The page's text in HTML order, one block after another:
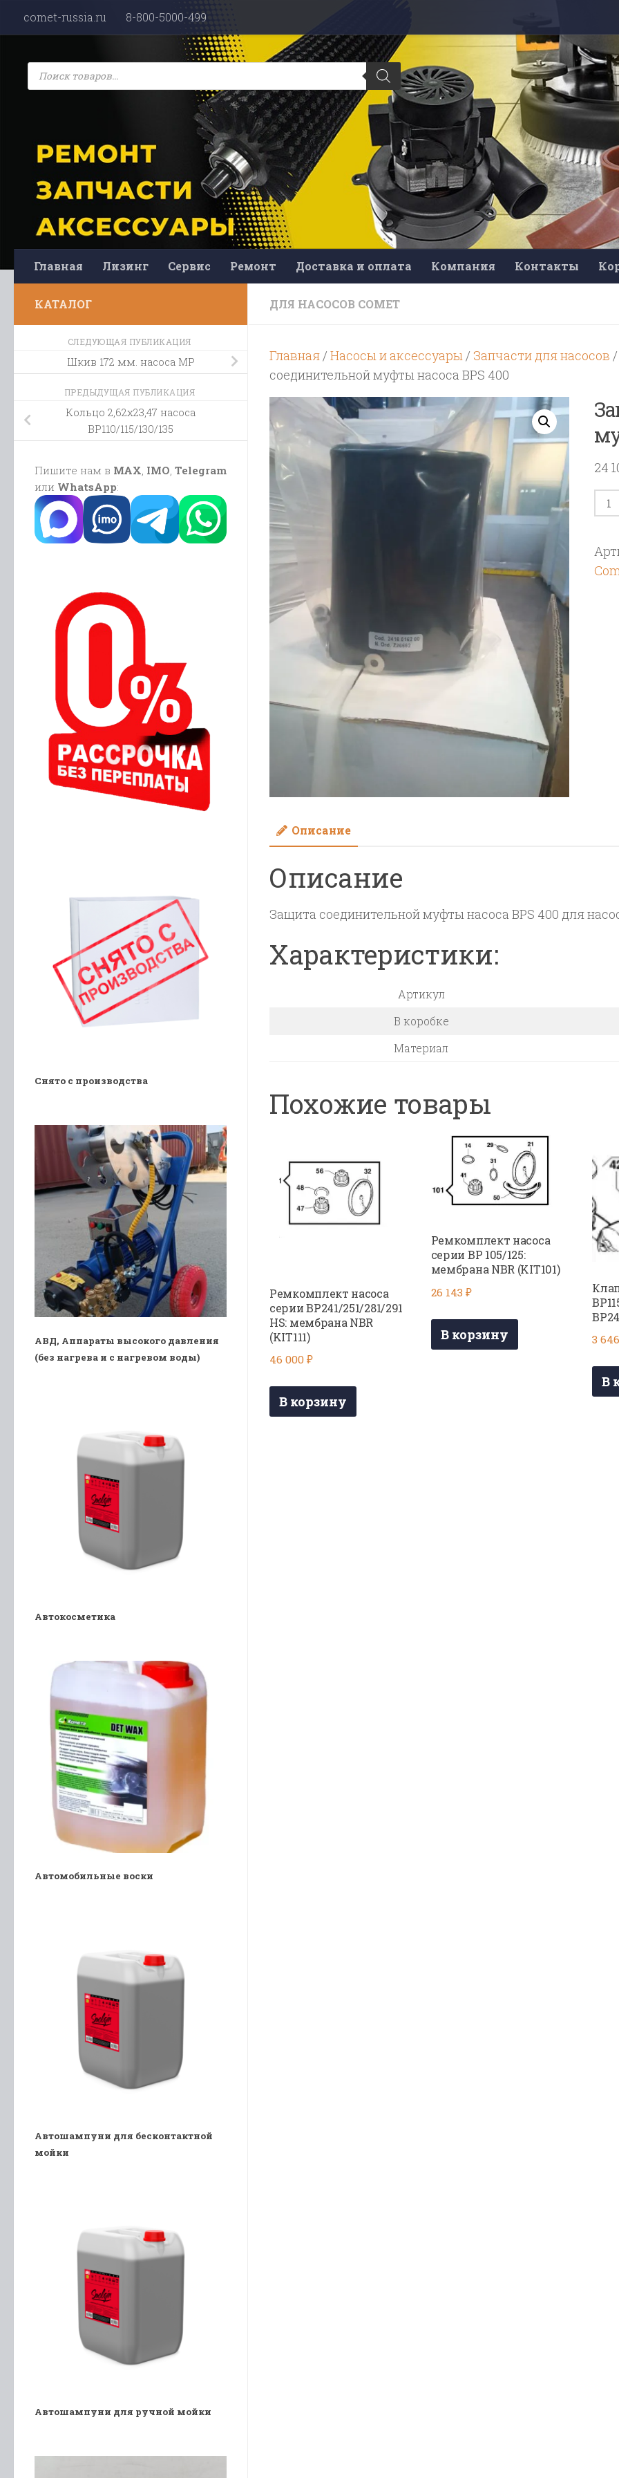
Перейти к содержимому
comet-russia.ru 8-800-5000-499
Поиск
товаров
Главная Лизинг Сервис Ремонт Доставка и оплата Компания Контакты
ДЛЯ НАСОСОВ COMET
Главная / Насосы и аксессуары / Запчасти для насосов /
соединительной муфты насоса BPS 400
24
Описание
Описание
Защита соединительной муфты насоса BPS 400 для
Характеристики:
Артикул
В коробке
Материал
Похожие товары
Ремкомплект насоса
серии BP241/251/281/291
HS: мембрана NBR
(KIT111)
46 000 ₽
В корзину
Ремкомплект насоса
серии BP 105/125:
мембрана NBR (KIT101)
26 143 ₽
В корзину 3
В
КАТАЛОГ
СЛЕДУЮЩАЯ ПУБЛИКАЦИЯ
Шкив 172 мм. насоса МР
ПРЕДЫДУЩАЯ ПУБЛИКАЦИЯ
Кольцо 2,62х23,47 насоса
BP110/115/130/135
Пишите нам в MAX, IMO, Telegram
или WhatsApp:
Снято с производства
АВД, Аппараты высокого давления
(без нагрева и с нагревом воды)
Автокосметика
Автомобильные воски
Автошампуни для бесконтактной
мойки
Автошампуни для ручной мойки